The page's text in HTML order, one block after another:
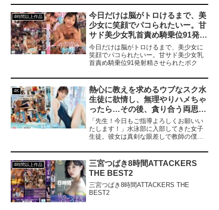
高まる期待と不安。ゴムありセックスで
も気持ちよかったのに、ナマでしたらど
うなっちゃうんだろう…新ありなにナマ
で挿入して中出しまでしちゃうなん
て…！生でズブズブじっくりと挿いって
くおチンチンに「何これ…全然違う
っ…！こっちの方が気持ちぃ…いつもよ
りあったかぁい！！」0.1ミリに壁を越え
たかった～いチ〇ポの刺激が強すぎ
ッ！！！！容赦ないピストンに膣内を刺
激されて絶頂が止まんないッ！解禁作な
のに待望すぎて【10発】大量中出ししま
した。僕たちはこの日をずっと待ってい
たのかもしれない。ありーな本当にあり
がとう、これからもよろしくね。------------
----------------------------------------------------------
12月13日（金）10:00 ～ 2025年01月24日
（金）10:00の間にキャンペーンにエント
リー＆【50％OFFセール第○弾】の表記が
ついた商品を購入すると購入点数に応じ
て特典動画をプレゼント。購入点数やエ
ントリー登録などキャンペーンの詳細
4時間以上作品
今日だけは脳がトロけるまで、美
少女に笑顔でパコられたいー。甘
サド美少女乳首責め騎乗位91発射
精させられたボク
今日だけは脳がトロけるまで、美少女に
笑顔でパコられたいー。甘サド美少女乳
首責め騎乗位91発射精させられたボク
4K
熱心に教えを求めるウブなスク水
生徒に欲情し、無理やりハメちゃ
ったら…その後、貪り合う両思い
性交に発展。 未歩なな
「先生！今日もご指導よろしくお願いい
たします！」水泳部に入部してきた女子
生徒。彼女は真剣な眼差しで教師の僕に
父親と思っているのか、べったり懐きな
がら接してくる。こんな純粋で、濡れた
スク水姿の生徒をみると…襲いたくな
る…。………犯したい。でも、僕は教師
だし、彼女も彼氏がいるから、手を出す
わけには…。狂いそうだ。…………襲っ
4時間以上作品
三宮つばき8時間ATTACKERS
THE BEST2
三宮つばき8時間ATTACKERS THE
BEST2